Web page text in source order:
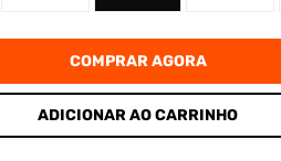
COMPRAR AGORA
ADICIONAR AO CARRINHO